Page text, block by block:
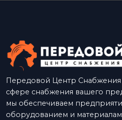
Передовой Центр
сфере снабжения вашего
мы обеспечиваем
оборудованием и